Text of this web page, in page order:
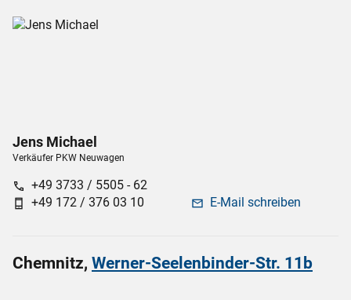
Jens Michael
Verkäufer PKW Neuwagen
call +49 3733 / 5505 - 62
phone_android +49 172 / 376 03 10 mail E-Mail schreiben
Chemnitz, Werner-Seelenbinder-Str. 11b